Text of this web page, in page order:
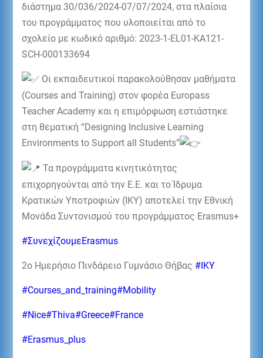
διάστημα 30/036/2024-07/07/2024, στα πλαίσια
του προγράμματος που υλοποιείται από το
σχολείο με κωδικό αριθμό: 2023-1-EL01-KA121-
SCH-000133694
Οι εκπαιδευτικοί παρακολούθησαν μαθήματα
(Courses and Training) στον φορέα Europass
Teacher Academy και η επιμόρφωση εστιάστηκε
στη θεματική “Designing Inclusive Learning
Environments to Support all Students”
Τα προγράμματα κινητικότητας
επιχορηγούνται από την Ε.Ε. και το Ίδρυμα
Κρατικών Υποτροφιών (ΙΚΥ) αποτελεί την Εθνική
Μονάδα Συντονισμού του προγράμματος Erasmus+
#ΣυνεχίζουμεErasmus
2ο Ημερήσιο Πινδάρειο Γυμνάσιο Θήβας #IKY
#Courses_and_training#Mobility
#Nice#Thiva#Greece#France
#Erasmus_plus